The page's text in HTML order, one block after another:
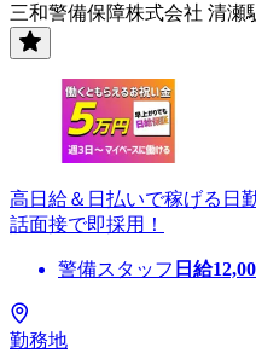
三和警備保障株式会社 清瀬
高日給＆日払いで稼げる日
話面接で即採用！
警備スタッフ 日給
勤務地